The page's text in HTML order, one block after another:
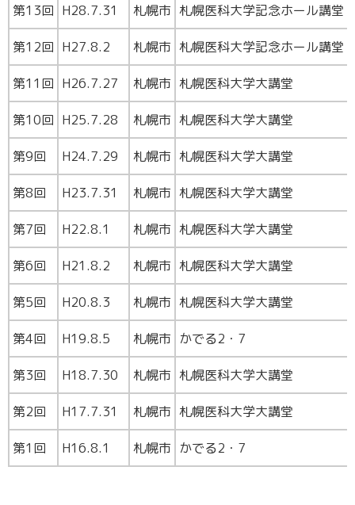
第13回 H28.7.31 札幌市 札幌医科大学記念ホール講堂
第12回 H27.8.2 札幌市 札幌医科大学記念ホール講堂
第11回 H26.7.27 札幌市 札幌医科大学大講堂
第10回 H25.7.28 札幌市 札幌医科大学大講堂
第9回 H24.7.29 札幌市 札幌医科大学大講堂
第8回 H23.7.31 札幌市 札幌医科大学大講堂
第7回 H22.8.1 札幌市 札幌医科大学大講堂
第6回 H21.8.2 札幌市 札幌医科大学大講堂
第5回 H20.8.3 札幌市 札幌医科大学大講堂
第4回 H19.8.5 札幌市 かでる2・7
第3回 H18.7.30 札幌市 札幌医科大学大講堂
第2回 H17.7.31 札幌市 札幌医科大学大講堂
第1回 H16.8.1 札幌市 かでる2・7